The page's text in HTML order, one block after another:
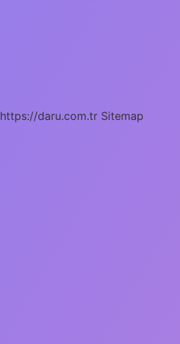
https://daru.com.tr Sitemap